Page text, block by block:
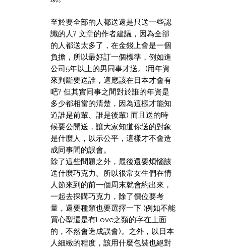
至於要全部的人都送還是只送一些認
識的人? 文章的作者建議，因為全部
的人都送太多了，在金錢上會是一個
負擔，所以最好訂一個標準，例如進
公司5年以上的男同事才送。 (用年資
來判斷要送誰，這應該在日本才會有
吧? 但其實同事之間對於誰的年資是
多少都相當的清楚，因為這樣才能知
道誰是前輩、誰是後輩) 而且送的時
候要公開送，讓大家知道你送的對象
是什麼人，以示公平，這樣才不會造
成同事間的誤會。
除了這些問題之外，最後還要煩惱該
送什麼巧克力。所以很常女生們在情
人節來到的前一個周末就會約出來，
一起去採購巧克力，除了價位要考
量，還要種類也要選擇一下 (例如不能
買心型還是有Love之類的字在上面
的，不然會造成誤會)。之外，以日本
人細緻的程度，該用什麼包裝也絕對